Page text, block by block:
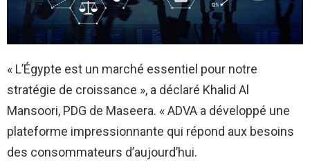
« L’Égypte est un marché essentiel pour notre
stratégie de croissance », a déclaré Khalid Al
Mansoori, PDG de Maseera. « ADVA a développé une
plateforme impressionnante qui répond aux besoins
des consommateurs d’aujourd’hui.